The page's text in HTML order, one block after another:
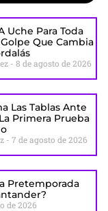
Uche Para Toda
Que Cambia
8 de agosto de 2026
Las Tablas Ante
Primera Prueba
7 de agosto de 2026
Pretemporada
de 2026